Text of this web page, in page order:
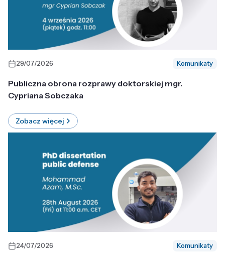
29/07/2026 Komunikaty
Publiczna obrona rozprawy doktorskiej mgr.
Cypriana Sobczaka
Zobacz więcej
24/07/2026 Komunikaty